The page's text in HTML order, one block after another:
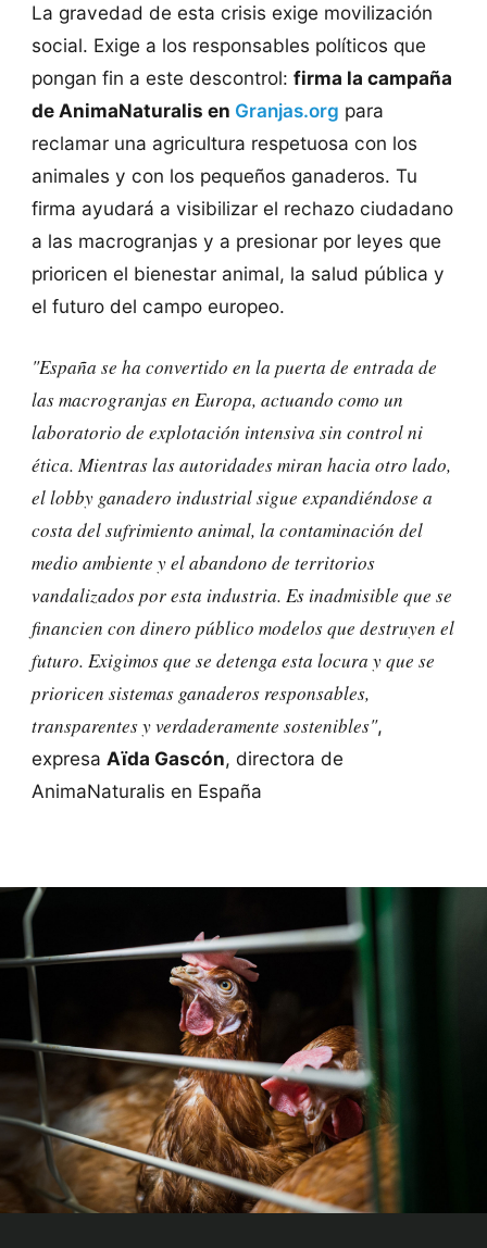
La gravedad de esta crisis exige movilización
social. Exige a los responsables políticos que
pongan fin a este descontrol: firma la campaña
de AnimaNaturalis en Granjas.org para
reclamar una agricultura respetuosa con los
animales y con los pequeños ganaderos. Tu
firma ayudará a visibilizar el rechazo ciudadano
a las macrogranjas y a presionar por leyes que
prioricen el bienestar animal, la salud pública y
el futuro del campo europeo.
"España se ha convertido en la puerta de entrada de
las macrogranjas en Europa, actuando como un
laboratorio de explotación intensiva sin control ni
ética. Mientras las autoridades miran hacia otro lado,
el lobby ganadero industrial sigue expandiéndose a
costa del sufrimiento animal, la contaminación del
medio ambiente y el abandono de territorios
vandalizados por esta industria. Es inadmisible que se
financien con dinero público modelos que destruyen el
futuro. Exigimos que se detenga esta locura y que se
prioricen sistemas ganaderos responsables,
transparentes y verdaderamente sostenibles",
expresa Aïda Gascón, directora de
AnimaNaturalis en España